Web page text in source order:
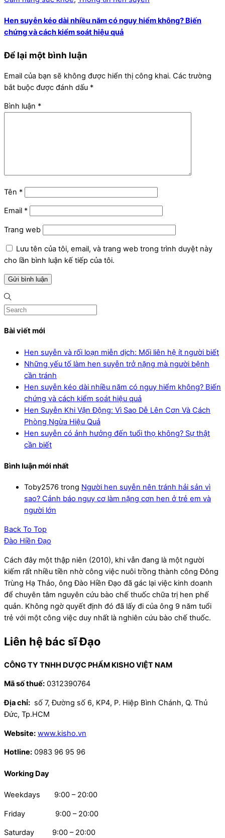
Hen suyễn kéo dài nhiều năm có nguy hiểm không? Biến
chứng và cách kiểm soát hiệu quả
Để lại một bình luận
Email của bạn sẽ không được hiển thị công khai. Các trường
bắt buộc được đánh dấu *
Bình luận *
Tên *
Email *
Trang web
Lưu tên của tôi, email, và trang web trong trình duyệt này
cho lần bình luận kế tiếp của tôi.
Bài viết mới
Hen suyễn và rối loạn miễn dịch: Mối liên hệ ít người biết
Những yếu tố làm hen suyễn trở nặng mà người bệnh
cần tránh
Hen suyễn kéo dài nhiều năm có nguy hiểm không? Biến
chứng và cách kiểm soát hiệu quả
Hen Suyễn Khi Vận Động: Vì Sao Dễ Lên Cơn Và Cách
Phòng Ngừa Hiệu Quả
Hen suyễn có ảnh hưởng đến tuổi thọ không? Sự thật
cần biết
Bình luận mới nhất
Toby2576 trong Người hen suyễn nên tránh hải sản vì
sao? Cảnh báo nguy cơ làm nặng cơn hen ở trẻ em và
người lớn
Back To Top
Đào Hiền Đạo
Cách đây một thập niên (2010), khi vẫn đang là một người
kiếm rất nhiều tiền nhờ công việc nuôi trồng thành công Đông
Trùng Hạ Thảo, ông Đào Hiền Đạo đã gác lại việc kinh doanh
để chuyên tâm nguyên cứu bào chế thuốc chữa trị hen phế
quản. Không ngờ quyết định đó đã lấy đi của ông 9 năm tuổi
trẻ với một công việc duy nhất là nghiên cứu bào chế thuốc.
Liên hệ bác sĩ Đạo
CÔNG TY TNHH DƯỢC PHẨM KISHO VIỆT NAM
Mã số thuế: 0312390764
Địa chỉ: số 7, Đường số 6, KP4, P. Hiệp Bình Chánh, Q. Thủ
Đức, Tp.HCM
Website: www.kisho.vn
Hotline: 0983 96 95 96
Working Day
Weekdays 9:00 – 20:00
Friday 9:00 – 20:00
Saturday 9:00 – 20:00